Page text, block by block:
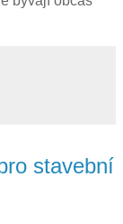
stavební